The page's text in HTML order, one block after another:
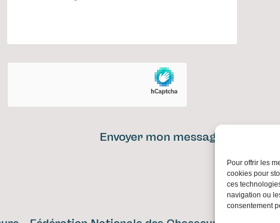
Pour offrir les
cookies pour
ces
navigation ou
consentement
Envoyer mon message